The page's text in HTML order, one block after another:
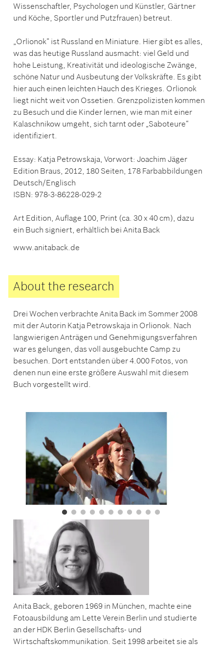
Wissenschaftler, Psychologen und Künstler, Gärtner
und Köche, Sportler und Putzfrauen) betreut.
„Orlionok“ ist Russland en Miniature. Hier gibt es alles,
was das heutige Russland ausmacht: viel Geld und
hohe Leistung, Kreativität und ideologische Zwänge,
schöne Natur und Ausbeutung der Volkskräfte. Es gibt
hier auch einen leichten Hauch des Krieges. Orlionok
liegt nicht weit von Ossetien. Grenzpolizisten kommen
zu Besuch und die Kinder lernen, wie man mit einer
Kalaschnikow umgeht, sich tarnt oder „Saboteure“
identifiziert.
Essay: Katja Petrowskaja, Vorwort: Joachim Jäger
Edition Braus, 2012, 180 Seiten, 178 Farbabbildungen
Deutsch/Englisch
ISBN: 978-3-86228-029-2
Art Edition, Auflage 100, Print (ca. 30 x 40 cm), dazu
ein Buch signiert, erhältlich bei Anita Back
www.anitaback.de
About the research
Drei Wochen verbrachte Anita Back im Sommer 2008
mit der Autorin Katja Petrowskaja in Orlionok. Nach
langwierigen Anträgen und Genehmigungsverfahren
war es gelungen, das voll ausgebuchte Camp zu
besuchen. Dort entstanden über 4.000 Fotos, von
denen nun eine erste größere Auswahl mit diesem
Buch vorgestellt wird.
Anita Back, geboren 1969 in München, machte eine
Fotoausbildung am Lette Verein Berlin und studierte
an der HDK Berlin Gesellschafts- und
Wirtschaftskommunikation. Seit 1998 arbeitet sie als